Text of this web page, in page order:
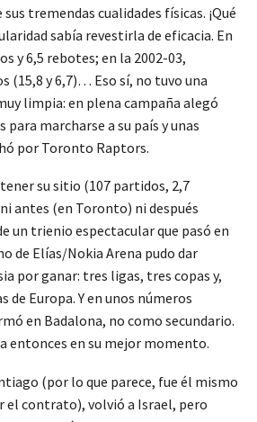
tremendas cualidades físicas. ¡Qué
sabía revestirla de eficacia. En
y 6,5 rebotes; en la 2002-03,
(15,8 y 6,7)… Eso sí, no tuvo una
limpia: en plena campaña alegó
marcharse a su país y unas
por Toronto Raptors.
su sitio (107 partidos, 2,7
antes (en Toronto) ni después
un trienio espectacular que pasó en
de Elías/Nokia Arena pudo dar
por ganar: tres ligas, tres copas y,
de Europa. Y en unos números
en Badalona, no como secundario.
entonces en su mejor momento.
(por lo que parece, fue él mismo
el contrato), volvió a Israel, pero